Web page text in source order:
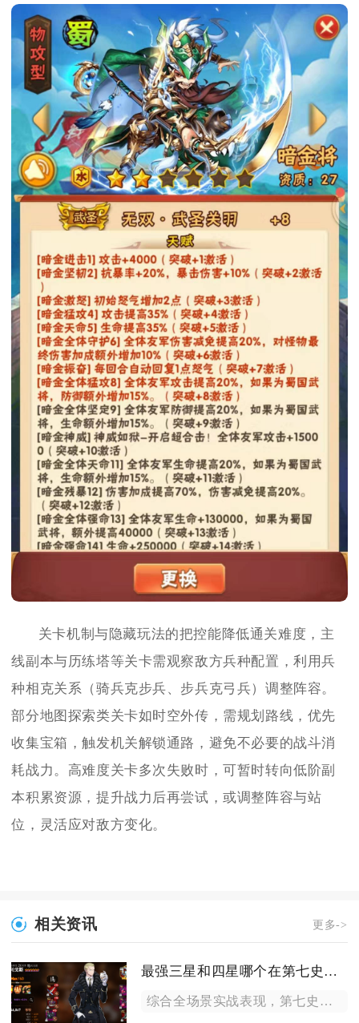
关卡机制与隐藏玩法的把控能降低通关难度，主
线副本与历练塔等关卡需观察敌方兵种配置，利用兵
种相克关系（骑兵克步兵、步兵克弓兵）调整阵容。
部分地图探索类关卡如时空外传，需规划路线，优先
收集宝箱，触发机关解锁通路，避免不必要的战斗消
耗战力。高难度关卡多次失败时，可暂时转向低阶副
本积累资源，提升战力后再尝试，或调整阵容与站
位，灵活应对敌方变化。
相关资讯 更多->
最强三星和四星哪个在第七史诗中更强大
综合全场景实战表现，第七史诗里上限层面最强四星角色整体实力高...